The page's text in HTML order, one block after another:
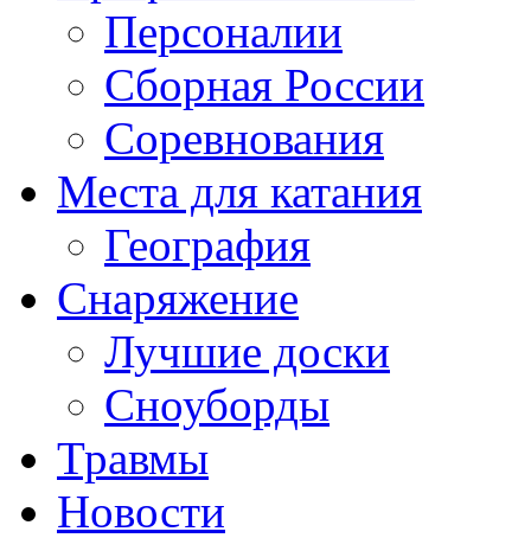
Персоналии
Сборная России
Соревнования
Места для катания
География
Снаряжение
Лучшие доски
Сноуборды
Травмы
Новости